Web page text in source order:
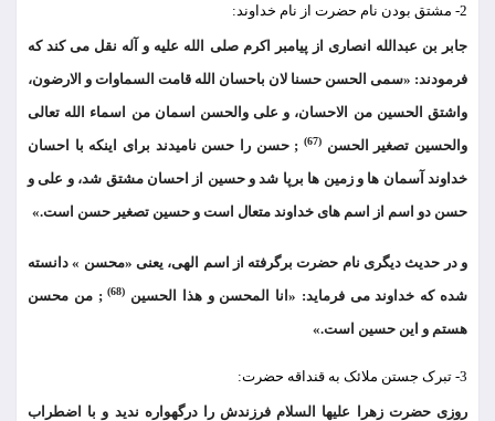
2- مشتق بودن نام حضرت از نام خداوند:
جابر بن عبدالله انصاری از پیامبر اکرم صلی الله علیه و آله نقل می کند که
فرمودند: «سمی الحسن حسنا لان باحسان الله قامت السماوات و الارضون،
واشتق الحسین من الاحسان، و علی والحسن اسمان من اسماء الله تعالی
والحسین تصغیر الحسن (67)
; حسن را حسن نامیدند برای اینکه با احسان
خداوند آسمان ها و زمین ها برپا شد و حسین از احسان مشتق شد، و علی و
حسن دو اسم از اسم های خداوند متعال است و حسین تصغیر حسن است.»
و در حدیث دیگری نام حضرت برگرفته از اسم الهی، یعنی «محسن » دانسته
شده که خداوند می فرماید: «انا المحسن و هذا الحسین (68)
; من محسن
هستم و این حسین است.»
3- تبرک جستن ملائک به قنداقه حضرت:
روزی حضرت زهرا علیها السلام فرزندش را درگهواره ندید و با اضطراب